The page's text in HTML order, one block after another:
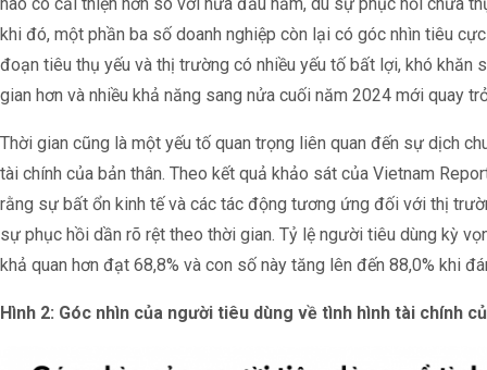
khi đó, một phần ba số doanh nghiệp còn lại có góc nhìn tiêu
đoạn tiêu thụ yếu và thị trường có nhiều yếu tố bất lợi, khó khăn
gian hơn và nhiều khả năng sang nửa cuối năm 2024 mới quay
Thời gian cũng là một yếu tố quan trọng liên quan đến sự dịch
tài chính của bản thân. Theo kết quả khảo sát của Vietnam
rằng sự bất ổn kinh tế và các tác động tương ứng đối với thị
sự phục hồi dần rõ rệt theo thời gian. Tỷ lệ người tiêu dùng kỳ
khả quan hơn đạt 68,8% và con số này tăng lên đến 88,0% khi
Hình 2: Góc nhìn của người tiêu dùng về tình hình tài chính